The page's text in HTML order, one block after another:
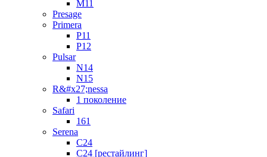
M11
Presage
Primera
P11
P12
Pulsar
N14
N15
R&#x27;nessa
1 поколение
Safari
161
Serena
C24
C24 [рестайлинг]